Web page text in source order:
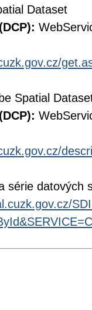
Dataset
Spatial
série datových